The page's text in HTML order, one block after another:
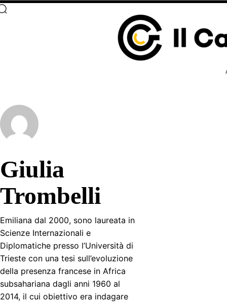
Giulia
Trombelli
Emiliana dal 2000, sono laureata in
Scienze Internazionali e
Diplomatiche presso l’Università di
Trieste con una tesi sull’evoluzione
della presenza francese in Africa
subsahariana dagli anni 1960 al
2014, il cui obiettivo era indagare